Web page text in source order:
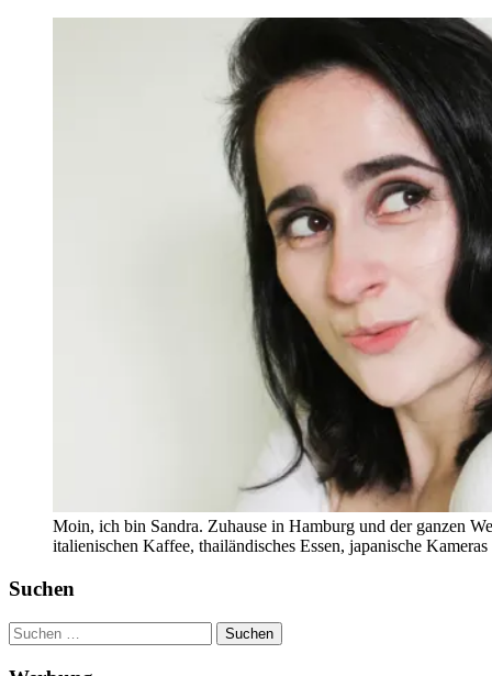
Moin, ich bin Sandra. Zuhause in Hamburg und der ganzen
italienischen Kaffee, thailändisches Essen, japanische
Suchen
Suchen
nach: